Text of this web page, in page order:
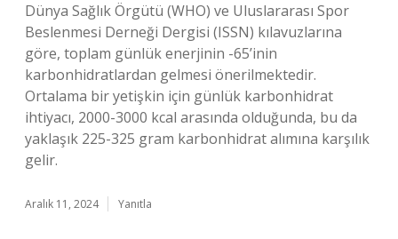
Dünya Sağlık Örgütü (WHO) ve Uluslararası Spor
Beslenmesi Derneği Dergisi (ISSN) kılavuzlarına
göre, toplam günlük enerjinin -65’inin
karbonhidratlardan gelmesi önerilmektedir.
Ortalama bir yetişkin için günlük karbonhidrat
ihtiyacı, 2000-3000 kcal arasında olduğunda, bu da
yaklaşık 225-325 gram karbonhidrat alımına karşılık
gelir.
Aralık 11, 2024 Yanıtla